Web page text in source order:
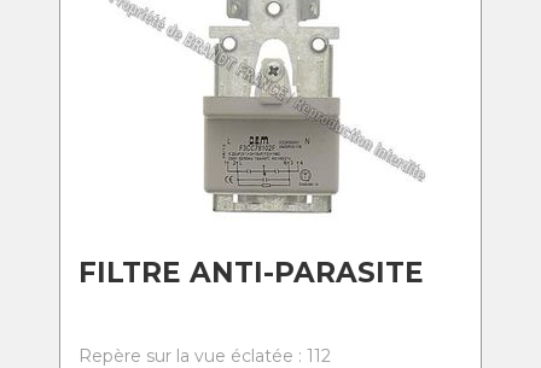
FILTRE ANTI-PARASITE
Repère sur la vue éclatée : 112